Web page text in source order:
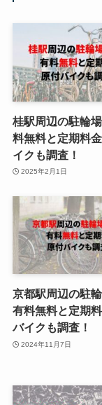
桂駅周辺の駐輪
料無料と定期料
イクも調査！
2025年2月1日
京都駅周辺の駐
有料無料と定期
バイクも調査！
2024年11月7日